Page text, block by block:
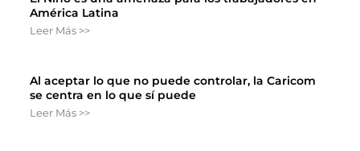
América Latina
Leer Más >>
Al aceptar lo que no puede controlar, la Caricom
se centra en lo que sí puede
Leer Más >>